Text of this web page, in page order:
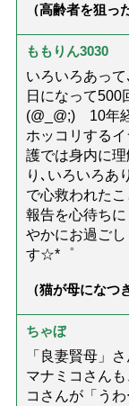
（高齢者を狙っ
ないための4つ
すい人の特徴は
ももりん3030
いろいろあっ
日になって500
(@_@;) 10年
ホッコリする
護では身内に
り､いろいろあ
で心救われた
報告を心待ち
やかにお過ご
す☆*゜
（猫が母にな
ちゃぼ
「良妻賢母」
マナミコさん
コさんが「う